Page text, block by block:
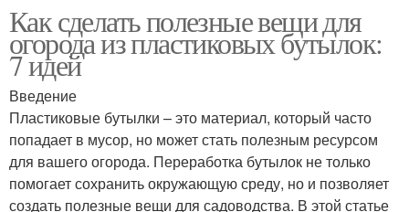
Как сделать полезные вещи для
огорода из пластиковых бутылок:
7 идей
Введение
Пластиковые бутылки – это материал, который часто
попадает в мусор, но может стать полезным ресурсом
для вашего огорода. Переработка бутылок не только
помогает сохранить окружающую среду, но и позволяет
создать полезные вещи для садоводства. В этой статье